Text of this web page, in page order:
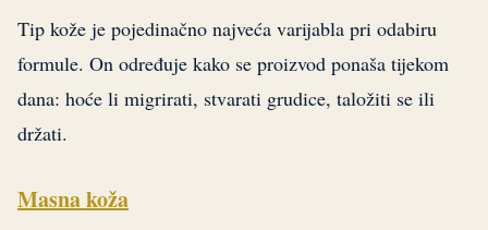
Tip kože je pojedinačno najveća varijabla pri odabiru
formule. On određuje kako se proizvod ponaša tijekom
dana: hoće li migrirati, stvarati grudice, taložiti se ili
držati.
Masna koža